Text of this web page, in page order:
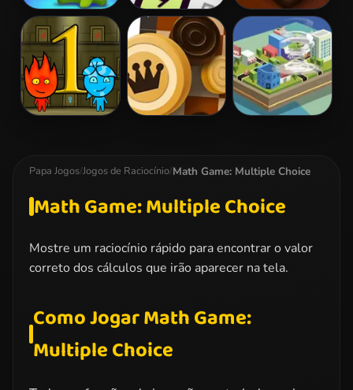
Cut The Rope:
Magic
Daily Sudoku Master Chess
Papa Jogos/Jogos de Raciocínio/Math Game: Multiple Choice
Math Game: Multiple Choice
Mostre um raciocínio rápido para encontrar o valor
correto dos cálculos que irão aparecer na tela.
Como Jogar Math Game:
Multiple Choice